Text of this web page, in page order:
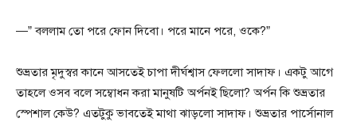
—” বললাম তো পরে ফোন দিবো। পরে মানে পরে, ওকে?”
শুভ্রতার মৃদুস্বর কানে আসতেই চাপা দীর্ঘশ্বাস ফেললো সাদাফ। একটু আগে
তাহলে ওসব বলে সম্বোধন করা মানুষটি অর্পনই ছিলো? অর্পন কি শুভ্রতার
স্পেশাল কেউ? এতটুকু ভাবতেই মাথা ঝাড়লো সাদাফ। শুভ্রতার পার্সোনাল